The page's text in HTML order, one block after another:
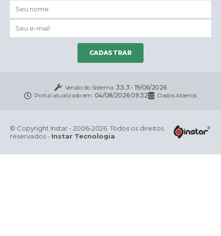
CADASTRAR
Versão do Sistema: 3.5.3 - 19/06/2026
Portal atualizado em: 04/08/2026 09:32 Dados Abertos
© Copyright Instar - 2006-2026. Todos os direitos
reservados - Instar Tecnologia